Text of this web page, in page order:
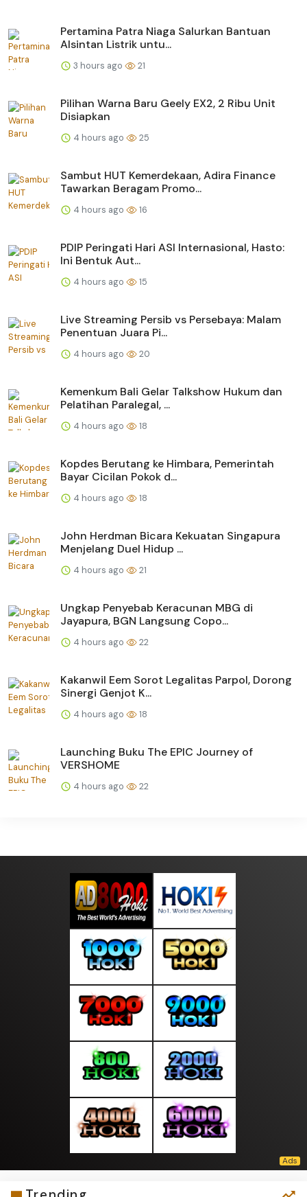
Pertamina Patra Niaga Salurkan Bantuan
Alsintan Listrik untu...
3 hours ago 21
Pilihan Warna Baru Geely EX2, 2 Ribu Unit
Disiapkan
4 hours ago 25
Sambut HUT Kemerdekaan, Adira Finance
Tawarkan Beragam Promo...
4 hours ago 16
PDIP Peringati Hari ASI Internasional, Hasto:
Ini Bentuk Aut...
4 hours ago 15
Live Streaming Persib vs Persebaya: Malam
Penentuan Juara Pi...
4 hours ago 20
Kemenkum Bali Gelar Talkshow Hukum dan
Pelatihan Paralegal, ...
4 hours ago 18
Kopdes Berutang ke Himbara, Pemerintah
Bayar Cicilan Pokok d...
4 hours ago 18
John Herdman Bicara Kekuatan Singapura
Menjelang Duel Hidup ...
4 hours ago 21
Ungkap Penyebab Keracunan MBG di
Jayapura, BGN Langsung Copo...
4 hours ago 22
Kakanwil Eem Sorot Legalitas Parpol, Dorong
Sinergi Genjot K...
4 hours ago 18
Launching Buku The EPIC Journey of
VERSHOME
4 hours ago 22